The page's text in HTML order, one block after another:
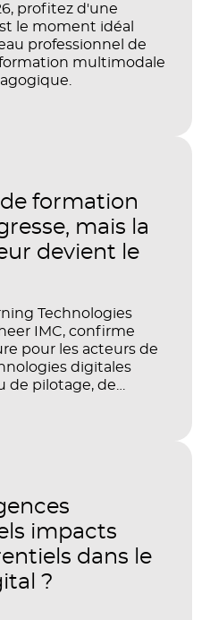
profitez d'une
le moment idéal
professionnel de
multimodale
formation
mais la
devient le
Technologies
IMC, confirme
pour les acteurs de
digitales
de pilotage, de
de valeur. IA,
démontrer
compétences, la
des
impacts
dans le
?